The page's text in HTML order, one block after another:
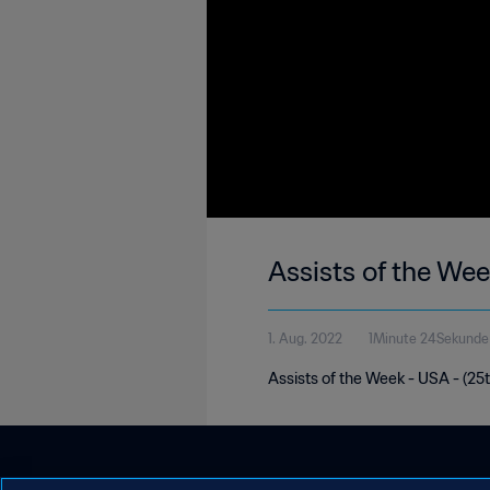
Assists of the
1. Aug. 2022 1Minute 24Sekunde
Assists of the Week - USA -